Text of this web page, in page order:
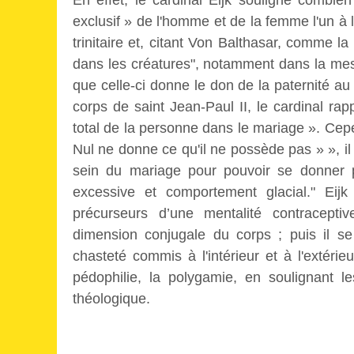
exclusif » de l'homme et de la femme l'un
trinitaire et, citant Von Balthasar, comme
dans les créatures", notamment dans la
que celle-ci donne le don de la paternité
corps de saint Jean-Paul II, le cardinal
total de la personne dans le mariage ».
Nul ne donne ce qu'il ne possède pas » »,
sein du mariage pour pouvoir se donner
excessive et comportement glacial."
précurseurs d’une mentalité
dimension conjugale du corps ; puis il
chasteté commis à l'intérieur et à
pédophilie, la polygamie, en soulignant
théologique.